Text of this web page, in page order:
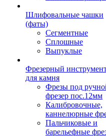
Шлифовальные чашки
(фаты)
Сегментные
Сплошные
Выпуклые
Фрезерный
для камня
Фрезы под
фрезер пос.12мм
Калибровочные,
каннелюрные
Пальчиковые и
барельефные